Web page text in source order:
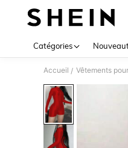
Catégories
Accueil / Vêtements